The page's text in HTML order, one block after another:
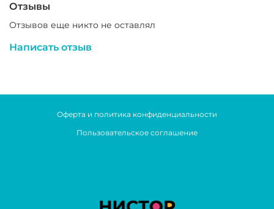
Отзывы
Отзывов еще никто не оставлял
Написать отзыв
Оферта и политика конфиденциальности
Пользовательское соглашение